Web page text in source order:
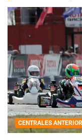
CENTRALES